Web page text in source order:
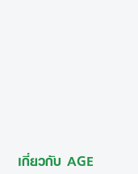
เกี่ยวกับ AGE